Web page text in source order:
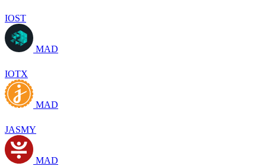
IOST
MAD
IOTX
MAD
JASMY
MAD